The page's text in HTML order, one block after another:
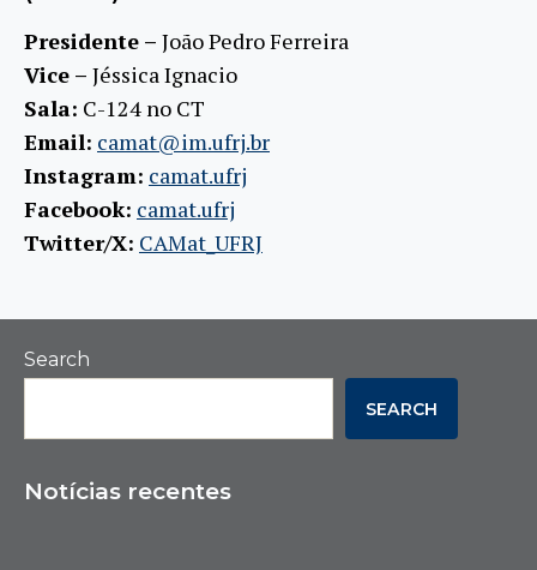
Presidente – João Pedro Ferreira
Vice – Jéssica Ignacio
Sala: C-124 no CT
Email: camat@im.ufrj.br
Instagram: camat.ufrj
Facebook: camat.ufrj
Twitter/X: CAMat_UFRJ
Search
SEARCH
Notícias recentes